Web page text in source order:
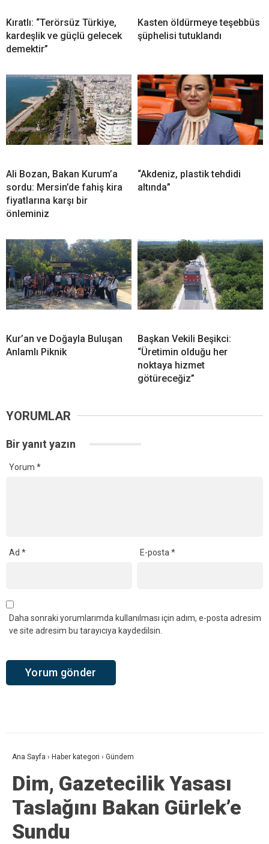
Kıratlı: “Terörsüz Türkiye,
kardeşlik ve güçlü gelecek
demektir”
Kasten öldürmeye teşebbüs
şüphelisi tutuklandı
Ali Bozan, Bakan Kurum’a
sordu: Mersin’de fahiş kira
fiyatlarına karşı bir
önleminiz
“Akdeniz, plastik tehdidi
altında”
Kur’an ve Doğayla Buluşan
Anlamlı Piknik
Başkan Vekili Beşikci:
“Üretimin olduğu her
noktaya hizmet
götüreceğiz”
YORUMLAR
Bir yanıt yazın
Yorum *
Ad * E-posta*
Daha sonraki yorumlarımda kullanılması için adım, e-posta adresim
ve site adresim bu tarayıcıya kaydedilsin.
Ana Sayfa › Haber kategori › Gündem
Dim, Gazetecilik Yasası
Taslağını Bakan Gürlek’e
Sundu